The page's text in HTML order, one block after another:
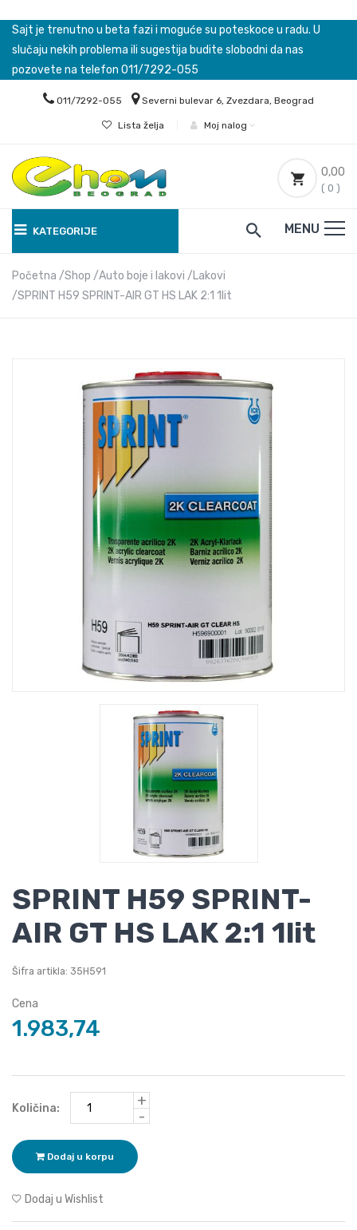
Sajt je trenutno u beta fazi i moguće su poteskoce u radu. U
slučaju nekih problema ili sugestija budite slobodni da nas
pozovete na telefon 011/7292-055
011/7292-055 Severni bulevar 6, Zvezdara, Beograd
Lista želja Moj nalog
0,00
( 0 )
KATEGORIJE MENU
Početna Shop Auto boje i lakovi
Lakovi
SPRINT H59 SPRINT-AIR GT HS LAK 2:1 1lit
SPRINT H59 SPRINT-
AIR GT HS LAK 2:1 1lit
Šifra artikla: 35H591
Cena
1.983,74
Količina:
+
-
Dodaj u korpu
Dodaj u Wishlist